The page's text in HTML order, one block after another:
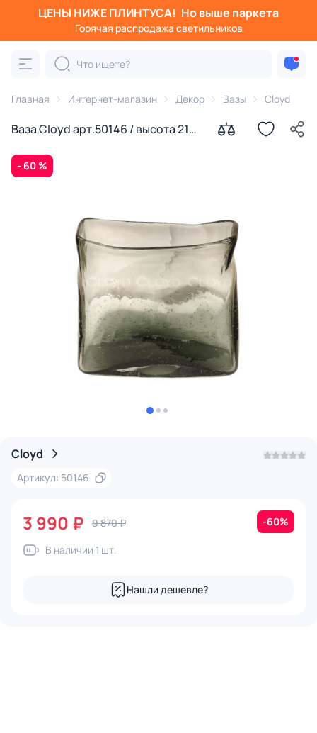
ЦЕНЫ НИЖЕ ПЛИНТУСА! Но выше паркета
Горячая распродажа светильников
Главная Интернет-магазин Декор Вазы Cloyd
Ваза Cloyd арт.50146 / высота 21
- 60 %
Cloyd
Артикул: 50146
3 990 ₽ 9 870 ₽ -60%
В наличии 1 шт.
Нашли дешевле?